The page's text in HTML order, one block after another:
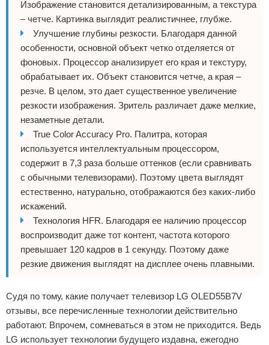
Изображение становится детализированным, а текстура
– четче. Картинка выглядит реалистичнее, глубже.
Улучшение глубины резкости. Благодаря данной
особенности, основной объект четко отделяется от
фоновых. Процессор анализирует его края и текстуру,
обрабатывает их. Объект становится четче, а края –
резче. В целом, это дает существенное увеличение
резкости изображения. Зритель различает даже мелкие,
незаметные детали.
True Color Accuracy Pro. Палитра, которая
используется интеллектуальным процессором,
содержит в 7,3 раза больше оттенков (если сравнивать
с обычными телевизорами). Поэтому цвета выглядят
естественно, натурально, отображаются без каких-либо
искажений.
Технология HFR. Благодаря ее наличию процессор
воспроизводит даже тот контент, частота которого
превышает 120 кадров в 1 секунду. Поэтому даже
резкие движения выглядят на дисплее очень плавными.
Судя по тому, какие получает телевизор LG OLED55B7V
отзывы, все перечисленные технологии действительно
работают. Впрочем, сомневаться в этом не приходится. Ведь
LG использует технологии будущего издавна, ежегодно